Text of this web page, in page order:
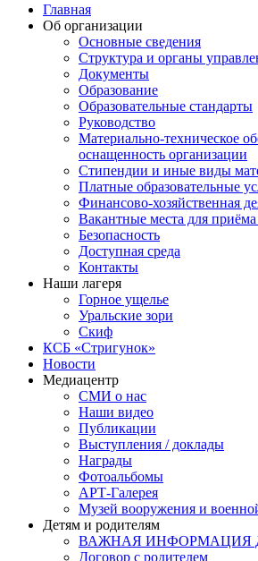
Главная
Об организации
Основные сведения
Структура и органы
Документы
Образование
Образовательные стандарты
Руководство
Материально-техническое
оснащенность организации
Стипендии и иные виды
Платные образовательные
Финансово-хозяйственная
Вакантные места для
Безопасность
Доступная среда
Контакты
Наши лагеря
Горное ущелье
Уральские зори
Скиф
КСБ «Стригунок»
Новости
Медиацентр
СМИ о нас
Наши видео
Публикации
Выступления / доклады
Награды
Фотоальбомы
АРТ-Галерея
Музей вооружения и
Детям и родителям
ВАЖНАЯ ИНФОРМАЦИЯ
Договор с родителем